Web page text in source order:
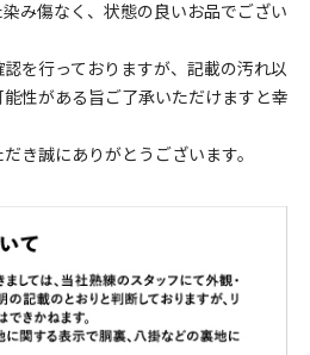
み傷なく、状態の良いお品でござい
を行っておりますが、記載の汚れ以
性がある旨ご了承いただけますと幸
き誠にありがとうございます。